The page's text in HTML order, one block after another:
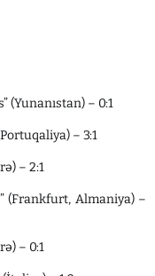
(Yunanıstan) – 0:1
– 3:1
– 2:1
(Frankfurt, Almaniya) –
– 0:1